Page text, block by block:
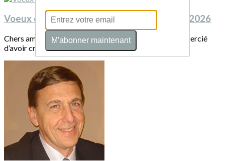
Voeux et programme du premier trimestre 2026
Chers amis,Bernard Bachelier ne sera jamais assez remercié
d’avoir créé et animé notre club....
M'abonner maintenant